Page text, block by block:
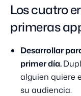
Los cuatro
primeras
Desarrollar
primer día.
alguien quiere
su audiencia.